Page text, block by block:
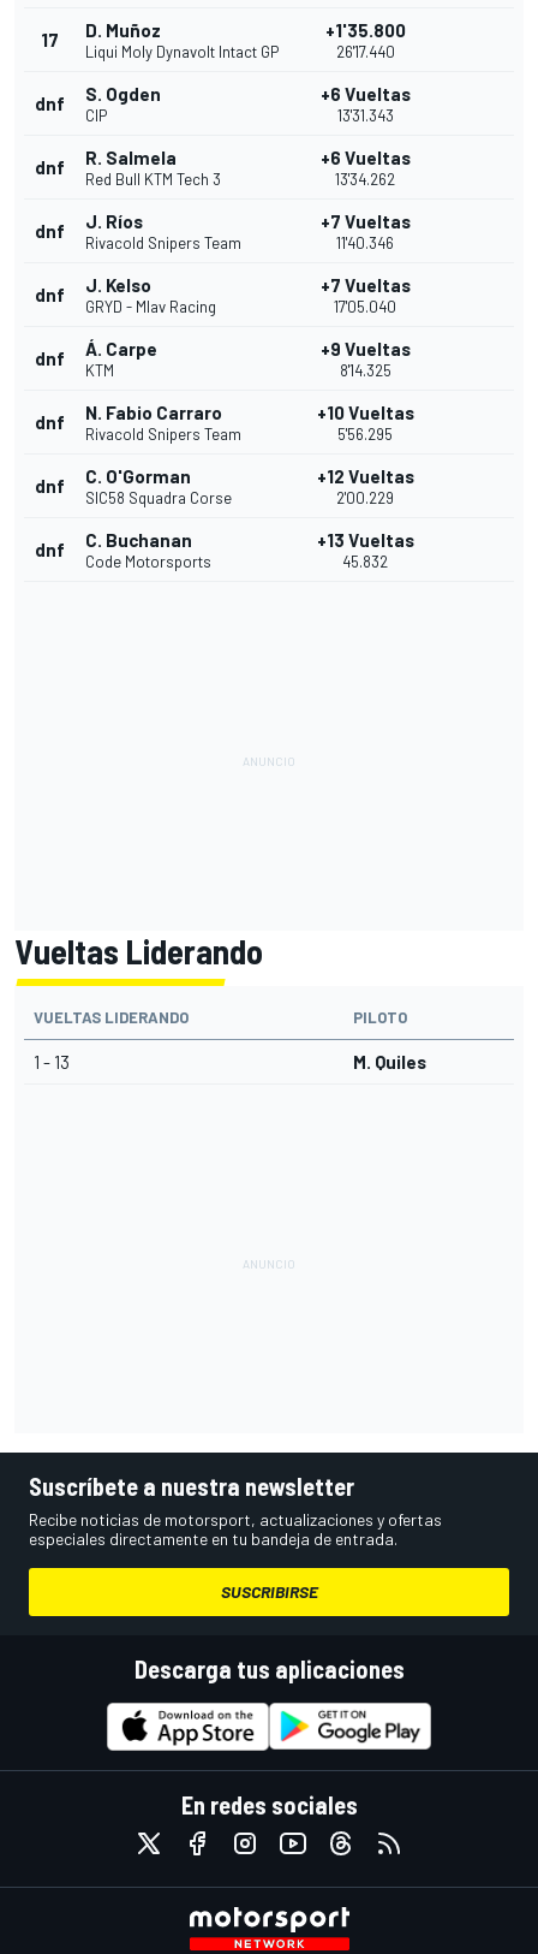
17 D. Muñoz
Liqui Moly Dynavolt Intact GP
+1'35.800
26'17.440
dnf S. Ogden
CIP
+6 Vueltas
13'31.343
dnf R. Salmela
Red Bull KTM Tech 3
+6 Vueltas
13'34.262
dnf J. Ríos
Rivacold Snipers Team
+7 Vueltas
11'40.346
dnf J. Kelso
GRYD - Mlav Racing
+7 Vueltas
17'05.040
dnf Á. Carpe
KTM
+9 Vueltas
8'14.325
dnf N. Fabio Carraro
Rivacold Snipers Team
+10 Vueltas
5'56.295
dnf C. O'Gorman
SIC58 Squadra Corse
+12 Vueltas
2'00.229
dnf C. Buchanan
Code Motorsports
+13 Vueltas
45.832
Vueltas Liderando
VUELTAS LIDERANDO PILOTO
1 - 13 M. Quiles
Suscríbete a nuestra newsletter
Recibe noticias de motorsport, actualizaciones y ofertas
especiales directamente en tu bandeja de entrada.
SUSCRIBIRSE
Descarga tus aplicaciones
En redes sociales